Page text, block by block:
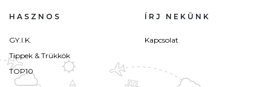
HASZNOS
GY.I.K.
Tippek & Trükkök
TOP10
ÍRJ NEKÜNK
Kapcsolat